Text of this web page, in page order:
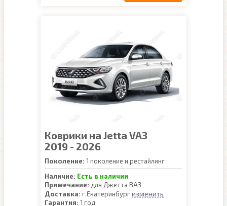
Коврики на Jetta VA3
2019 - 2026
Поколение: 1 поколение и рестайлинг
Наличие: Есть в наличии
Примечание: для Джетта ВА3
Доставка: г.Екатеринбургизменить
Гарантия: 1 год